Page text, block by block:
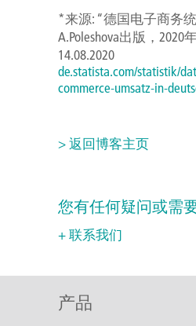
*来源: “德国电子商务
A.Poleshova出版，2020
14.08.2020
de.statista.com/statistik/
commerce-umsatz-in-
> 返回博客主页
您有任何疑问或需
+ 联系我们
产品